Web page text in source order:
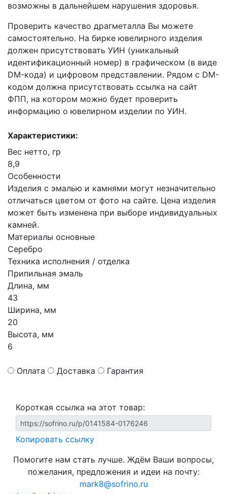
возможны в дальнейшем нарушения здоровья.
Проверить качество драгметалла Вы можете
самостоятельно. На бирке ювелирного изделия
должен присутствовать УИН (уникальный
идентификационный номер) в графическом (в виде
DM-кода) и цифровом представлении. Рядом с DM-
кодом должна присутствовать ссылка на сайт
ФПП, на котором можно будет проверить
информацию о ювелирном изделии по УИН.
Характеристики:
Вес нетто, гр
8,9
Особенности
Изделия с эмалью и камнями могут незначительно
отличаться цветом от фото на сайте. Цена изделия
может быть изменена при выборе индивидуальных
камней.
Материалы основные
Серебро
Техника исполнения / отделка
Припильная эмаль
Длина, мм
43
Ширина, мм
20
Высота, мм
6
Оплата Доставка Гарантия
Короткая ссылка на этот товар:
Копировать ссылку
Помогите нам стать лучше. Ждём Ваши вопросы,
пожелания, предложения и идеи на почту:
mark8@sofrino.ru